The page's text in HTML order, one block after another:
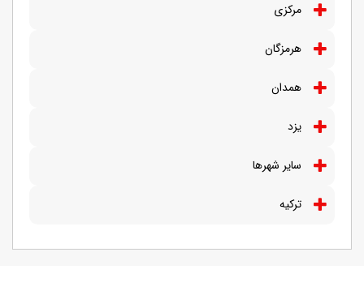
مرکزی
هرمزگان
همدان
یزد
سایر شهرها
ترکیه